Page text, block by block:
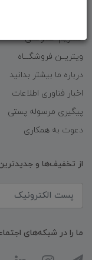
حــــریم خصوصـی
ویتریــن فروشگـــاه
درباره ما بیشتر بدانید
اخبار فناوری اطلاعات
پیگیری مرسوله پستی
دعوت به همکاری
از تخفیف‌ها و
ما را در شبکه‌های